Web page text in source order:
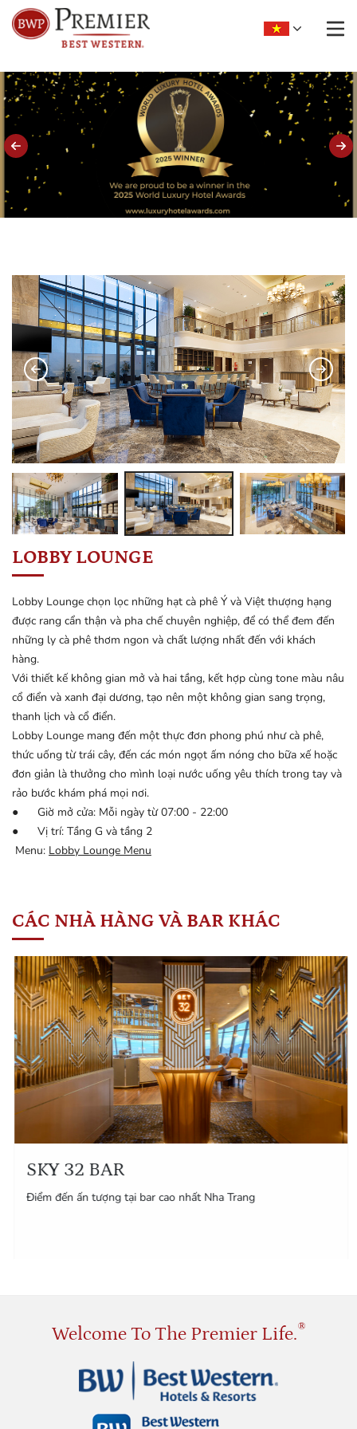
LOBBY LOUNGE
Lobby Lounge chọn lọc những hạt cà phê Ý và Việt thượng hạng
được rang cẩn thận và pha chế chuyên nghiệp, để có thể đem đến
những ly cà phê thơm ngon và chất lượng nhất đến với khách
hàng.
Với thiết kế không gian mở và hai tầng, kết hợp cùng tone màu nâu
cổ điển và xanh đại dương, tạo nên một không gian sang trọng,
thanh lịch và cổ điển.
Lobby Lounge mang đến một thực đơn phong phú như cà phê,
thức uống từ trái cây, đến các món ngọt ấm nóng cho bữa xế hoặc
đơn giản là thưởng cho mình loại nước uống yêu thích trong tay và
rảo bước khám phá mọi nơi.
● Giờ mở cửa: Mỗi ngày từ 07:00 - 22:00
● Vị trí: Tầng G và tầng 2
Menu: Lobby Lounge Menu
CÁC NHÀ HÀNG VÀ BAR KHÁC
SKY 32 BAR
Điểm đến ấn tượng tại bar cao nhất Nha Trang
Welcome To The Premier Life.®